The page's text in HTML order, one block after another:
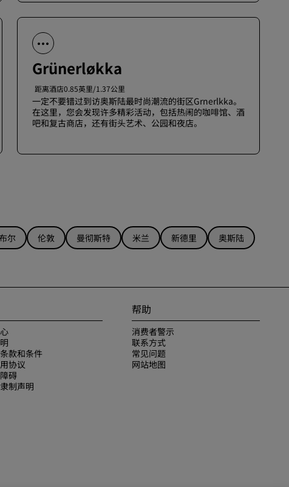
Grünerløkka
距离酒店0.85英里/1.37公里
一定不要错过到访奥斯陆最时尚潮流的街区Grnerlkka。
在这里，您会发现许多精彩活动，包括热闹的咖啡馆、酒
吧和复古商店，还有街头艺术、公园和夜店。
尔 伦敦 曼彻斯特 米兰 新德里
奥斯陆
款和条件
协议
碍
制声明
帮助
消费者警示
联系方式
常见问题
网站地图